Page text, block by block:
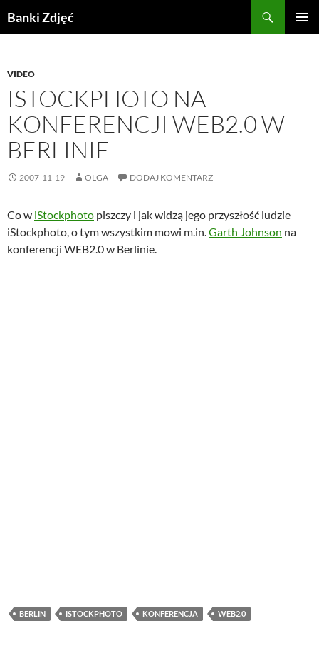
doBanki Zdjęć
VIDEO
ISTOCKPHOTO NA
KONFERENCJI WEB2.0 W
BERLINIE
2007-11-19 OLGA DODAJ KOMENTARZ
Co w iStockphoto piszczy i jak widzą jego przyszłość ludzie
iStockphoto, o tym wszystkim mowi m.in.Garth Johnson na
konferencji WEB2.0 w Berlinie.
BERLIN ISTOCKPHOTO KONFERENCJA WEB2.0